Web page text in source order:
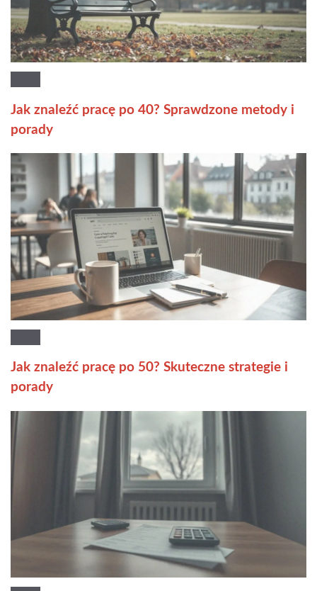
Jak znaleźć pracę po 40? Sprawdzone metody i
porady
Jak znaleźć pracę po 50? Skuteczne strategie i
porady